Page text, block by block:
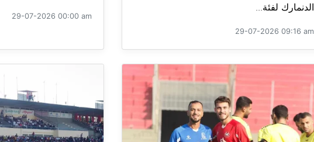
الدنمارك لفئة...
29-07-2026 09:16 am
29-07-2026 00:00 am